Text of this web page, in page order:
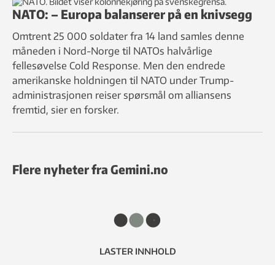
NATO: – Europa balanserer på en knivsegg
Omtrent 25 000 soldater fra 14 land samles denne
måneden i Nord-Norge til NATOs halvårlige
fellesøvelse Cold Response. Men den endrede
amerikanske holdningen til NATO under Trump-
administrasjonen reiser spørsmål om alliansens
fremtid, sier en forsker.
Flere nyheter fra Gemini.no
LASTER INNHOLD